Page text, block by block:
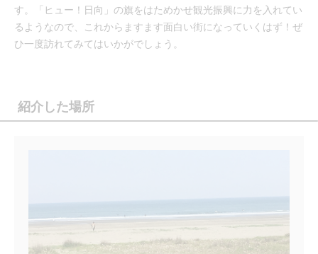
す。「ヒュー！日向」の旗をはためかせ観光振興に力を入れてい
るようなので、これからますます面白い街になっていくはず！ぜ
ひ一度訪れてみてはいかがでしょう。
紹介した場所